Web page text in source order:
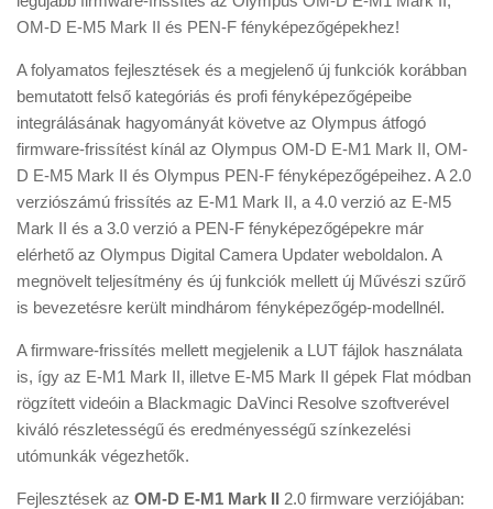
OM-D E-M5 Mark II és PEN-F fényképezőgépekhez!
A folyamatos fejlesztések és a megjelenő új funkciók korábban
bemutatott felső kategóriás és profi fényképezőgépeibe
integrálásának hagyományát követve az Olympus átfogó
firmware-frissítést kínál az Olympus OM-D E-M1 Mark II, OM-
D E-M5 Mark II és Olympus PEN-F fényképezőgépeihez. A 2.0
verziószámú frissítés az E-M1 Mark II, a 4.0 verzió az E-M5
Mark II és a 3.0 verzió a PEN-F fényképezőgépekre már
elérhető az Olympus Digital Camera Updater weboldalon. A
megnövelt teljesítmény és új funkciók mellett új Művészi szűrő
is bevezetésre került mindhárom fényképezőgép-modellnél.
A firmware-frissítés mellett megjelenik a LUT fájlok használata
is, így az E-M1 Mark II, illetve E-M5 Mark II gépek Flat módban
rögzített videóin a Blackmagic DaVinci Resolve szoftverével
kiváló részletességű és eredményességű színkezelési
utómunkák végezhetők.
Fejlesztések az OM-D E-M1 Mark II 2.0 firmware verziójában: